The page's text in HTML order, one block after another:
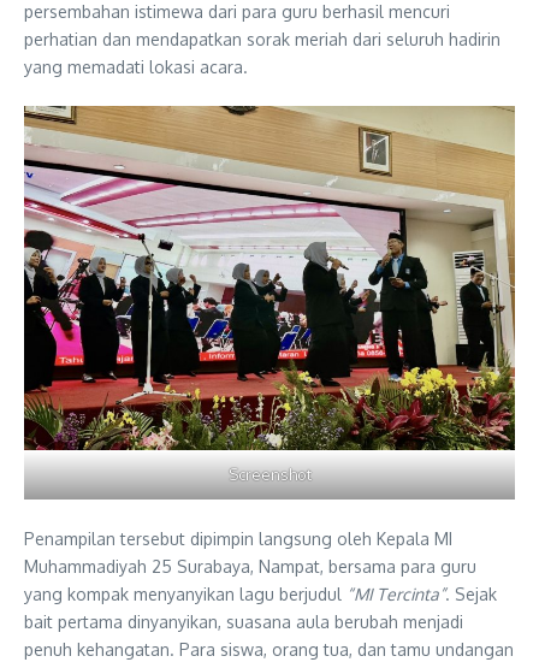
persembahan istimewa dari para guru berhasil mencuri
perhatian dan mendapatkan sorak meriah dari seluruh hadirin
yang memadati lokasi acara.
Screenshot
Penampilan tersebut dipimpin langsung oleh Kepala MI
Muhammadiyah 25 Surabaya, Nampat, bersama para guru
yang kompak menyanyikan lagu berjudul “MI Tercinta”. Sejak
bait pertama dinyanyikan, suasana aula berubah menjadi
penuh kehangatan. Para siswa, orang tua, dan tamu undangan